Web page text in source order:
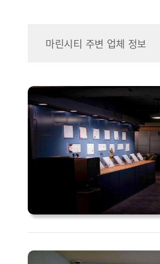
마린시티 주변 업체 정보